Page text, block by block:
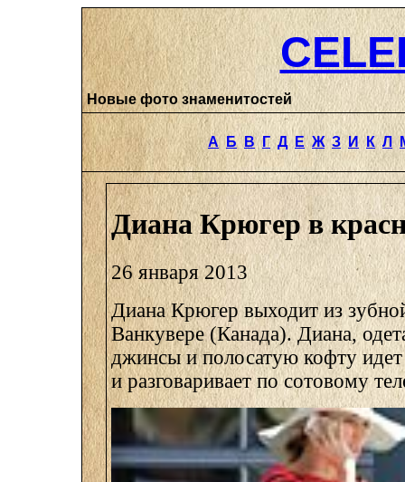
Новые фото знаменитостей
А Б В Г Д Е Ж З И К Л
Диана Крюгер в
26 января 2013
Диана Крюгер выходит из
Ванкувере (Канада). Диана,
джинсы и полосатую кофту идет
и разговаривает по сотовому